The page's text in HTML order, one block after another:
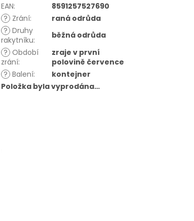
EAN:
8591257527690
? Zrání:
raná odrůda
? Druhy
rakytníku:
běžná odrůda
? Období
zrání:
zraje v první
polovině července
? Balení:
kontejner
Položka byla vyprodána…